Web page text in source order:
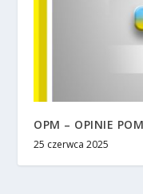
OPM – OPINIE
25 czerwca 2025